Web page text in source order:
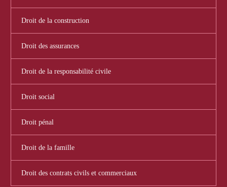
Droit de la construction
Droit des assurances
Droit de la responsabilité civile
Droit social
Droit pénal
Droit de la famille
Droit des contrats civils et commerciaux